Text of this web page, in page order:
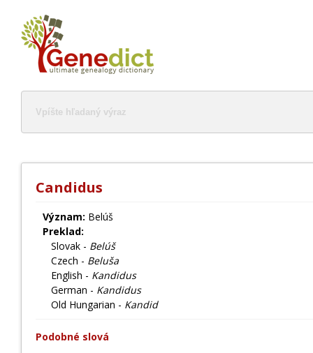
Candidus
Význam: Belúš
Preklad:
Slovak - Belúš
Czech - Beluša
English - Kandidus
German - Kandidus
Old Hungarian - Kandid
Podobné slová